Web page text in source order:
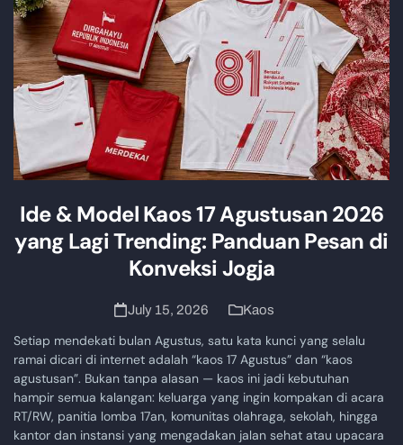
Ide & Model Kaos 17 Agustusan 2026
yang Lagi Trending: Panduan Pesan di
Konveksi Jogja
July 15, 2026 Kaos
Setiap mendekati bulan Agustus, satu kata kunci yang selalu
ramai dicari di internet adalah “kaos 17 Agustus” dan “kaos
agustusan”. Bukan tanpa alasan — kaos ini jadi kebutuhan
hampir semua kalangan: keluarga yang ingin kompakan di acara
RT/RW, panitia lomba 17an, komunitas olahraga, sekolah, hingga
kantor dan instansi yang mengadakan jalan sehat atau upacara